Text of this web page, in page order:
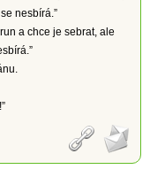
nesbírá.”
a chce je sebrat, ale